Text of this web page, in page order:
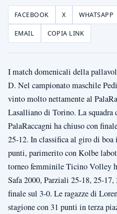
FACEBOOK X WHATSAPP
EMAIL COPIA LINK
I match domenicali della
D. Nel campionato maschile
vinto molto nettamente al
Lasalliano di Torino. La squadra
PalaRaccagni ha chiuso con
25-12. In classifica al giro di
punti, parimerito con Kolbe
torneo femminile Ticino Volley
Safa 2000, Parziali 25-18, 25-
finale sul 3-0. Le ragazze di
stagione con 31 punti in terza